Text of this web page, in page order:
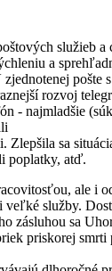
služieb a
a
pošte
rozvoj
- najmladšie
Zlepšila sa
poplatky, atď.
ale i
veľké služby.
zásluhou sa
priskorej smrti